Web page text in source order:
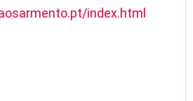
index.html